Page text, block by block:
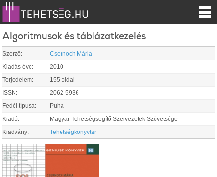
Algoritmusok és táblázatkezelés
Szerző: Csernoch Mária
Kiadás éve: 2010
Terjedelem: 155 oldal
ISSN: 2062-5936
Fedél típusa: Puha
Kiadó: Magyar Tehetségsegítő Szervezetek Szövetsége
Kiadvány: Tehetségkönyvtár